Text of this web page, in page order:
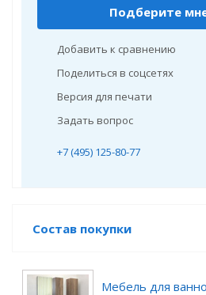
Подберите
Добавить к сравнению
Поделиться в соцсетях
Версия для печати
Задать вопрос
+7 (495) 125-80-77
Состав покупки
Мебель для